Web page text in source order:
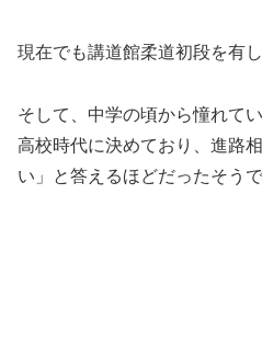
現在でも講道館柔道初段を有
そして、中学の頃から憧れて
高校時代に決めており、進路
い」と答えるほどだったそうで